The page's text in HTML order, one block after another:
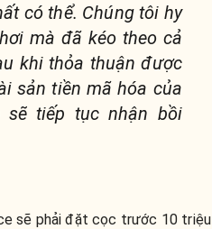
có thể. Chúng tôi hy
mà đã kéo theo cả
khi thỏa thuận được
sản tiền mã hóa của
sẽ tiếp tục nhận bồi
sẽ phải đặt cọc trước 10 triệu